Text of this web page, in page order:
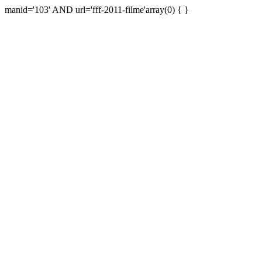
manid='103' AND url='fff-2011-filme'array(0) { }